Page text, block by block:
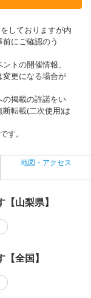
しておりますが内
にご確認のう
トの開催情報、
更になる場合が
掲載の許諾をい
転載(二次使用)は
す。
地図・アクセス
山梨県】
全国】